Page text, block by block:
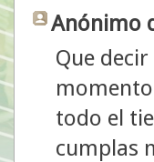
Anónimo
Que
todo el
cumplas